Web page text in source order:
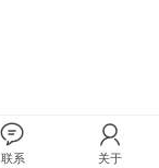
联系 关于